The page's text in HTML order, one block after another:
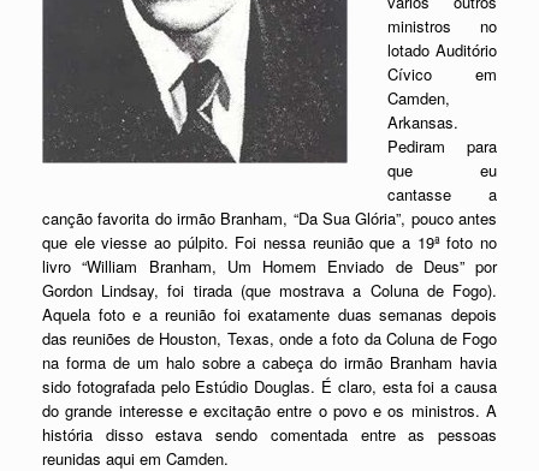
ministros no
lotado Auditório
Cívico em
Camden,
Arkansas.
Pediram para
que eu
cantasse a
canção favorita do irmão Branham, “Da Sua Glória”, pouco antes
que ele viesse ao púlpito. Foi nessa reunião que a 19ª foto no
livro “William Branham, Um Homem Enviado de Deus” por
Gordon Lindsay, foi tirada (que mostrava a Coluna de Fogo).
Aquela foto e a reunião foi exatamente duas semanas depois
das reuniões de Houston, Texas, onde a foto da Coluna de Fogo
na forma de um halo sobre a cabeça do irmão Branham havia
sido fotografada pelo Estúdio Douglas. É claro, esta foi a causa
do grande interesse e excitação entre o povo e os ministros. A
história disso estava sendo comentada entre as pessoas
reunidas aqui em Camden.